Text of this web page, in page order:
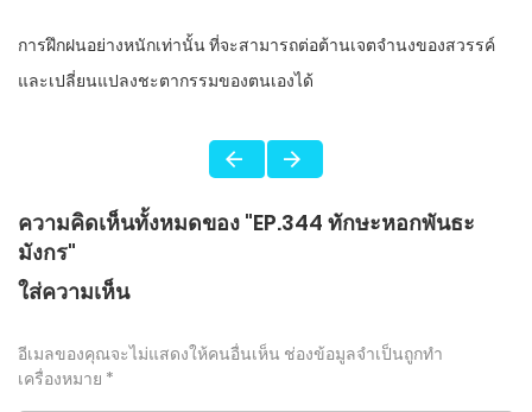
การฝึกฝนอย่างหนักเท่านั้น ที่จะสามารถต่อต้านเจตจำนงของสวรรค์
และเปลี่ยนแปลงชะตากรรมของตนเองได้
ความคิดเห็นทั้งหมดของ "EP.344 ทักษะหอกพันธะ
มังกร"
ใส่ความเห็น
อีเมลของคุณจะไม่แสดงให้คนอื่นเห็น ช่องข้อมูลจำเป็นถูกทำ
เครื่องหมาย *